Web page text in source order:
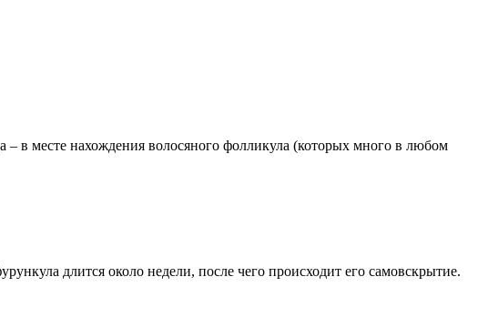
– в месте нахождения волосяного фолликула (которых много в любом
длится около недели, после чего происходит его самовскрытие.